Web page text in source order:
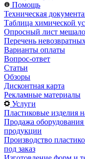
Помощь
Техническая
Таблица химической
Опросный лист
Перечень
Варианты оплаты
Вопрос-ответ
Статьи
Обзоры
Дисконтная карта
Рекламные материалы
Услуги
Пластиковые изделия
Продажа оборудования
продукции
Производство
под заказ